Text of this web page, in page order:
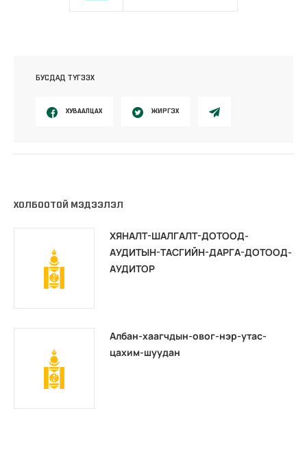
БУСДАД ТҮГЭЭХ
ХУВААЛЦАХ ЖИРГЭХ
ХОЛБООТОЙ МЭДЭЭЛЭЛ
ХЯНАЛТ-ШАЛГАЛТ-ДОТООД-
АУДИТЫН-ТАСГИЙН-ДАРГА-ДОТООД-
АУДИТОР
Албан-хаагчдын-овог-нэр-утас-
цахим-шуудан